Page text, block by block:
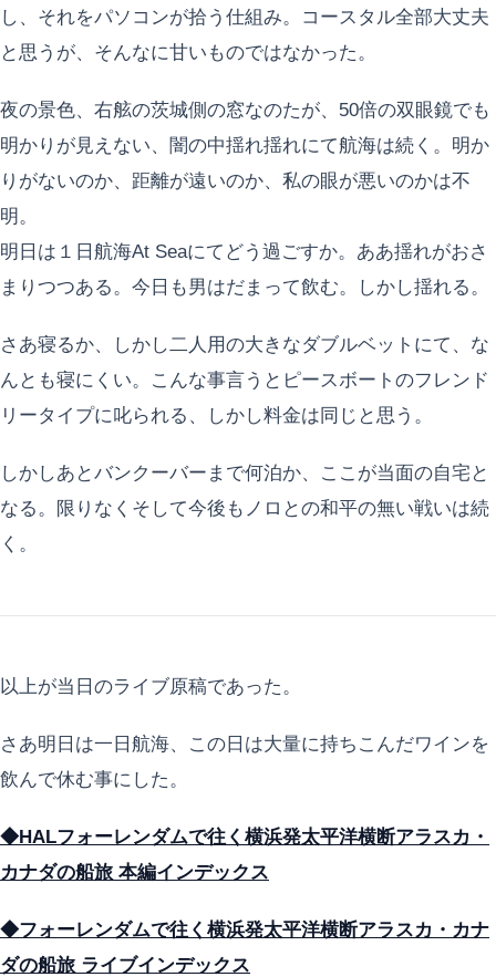
し、それをパソコンが拾う仕組み。コースタル全部大丈夫
と思うが、そんなに甘いものではなかった。
夜の景色、右舷の茨城側の窓なのたが、50倍の双眼鏡でも
明かりが見えない、闇の中揺れ揺れにて航海は続く。明か
りがないのか、距離が遠いのか、私の眼が悪いのかは不
明。
明日は１日航海At Seaにてどう過ごすか。ああ揺れがおさ
まりつつある。今日も男はだまって飲む。しかし揺れる。
さあ寝るか、しかし二人用の大きなダブルベットにて、な
んとも寝にくい。こんな事言うとピースボートのフレンド
リータイプに叱られる、しかし料金は同じと思う。
しかしあとバンクーバーまで何泊か、ここが当面の自宅と
なる。限りなくそして今後もノロとの和平の無い戦いは続
く。
以上が当日のライブ原稿であった。
さあ明日は一日航海、この日は大量に持ちこんだワインを
飲んで休む事にした。
◆HALフォーレンダムで往く横浜発太平洋横断アラスカ・
カナダの船旅 本編インデックス
◆フォーレンダムで往く横浜発太平洋横断アラスカ・カナ
ダの船旅 ライブインデックス